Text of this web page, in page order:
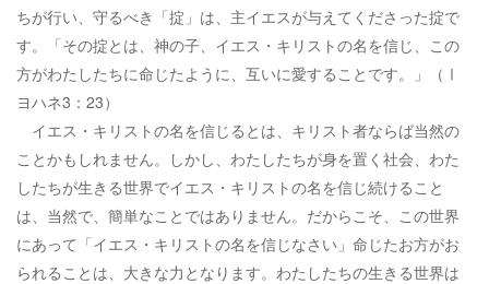
ちが行い、守るべき「掟」は、主イエスが与えてくださった掟で
す。「その掟とは、神の子、イエス・キリストの名を信じ、この
方がわたしたちに命じたように、互いに愛することです。」（Ⅰ
ヨハネ3：23）
イエス・キリストの名を信じるとは、キリスト者ならば当然の
ことかもしれません。しかし、わたしたちが身を置く社会、わた
したちが生きる世界でイエス・キリストの名を信じ続けること
は、当然で、簡単なことではありません。だからこそ、この世界
にあって「イエス・キリストの名を信じなさい」命じたお方がお
られることは、大きな力となります。わたしたちの生きる世界は